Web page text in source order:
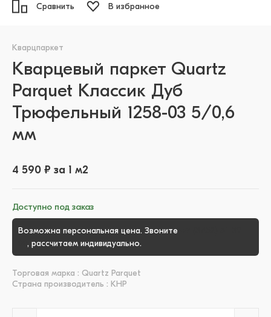
Сравнить В избранное
Кварцпаркет
Кварцевый паркет Quartz
Parquet Классик Дуб
Трюфельный 1258-03 5/0,6
мм
4 590 ₽ за 1 м2
Доступно под заказ
Возможна персональная цена. Звоните
, рассчитаем индивидуально.
Торговая марка : Quartz Parquet
Страна производитель : КНР